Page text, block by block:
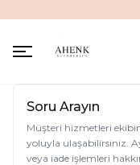
Soru Arayın
Müşteri hizmetleri
yoluyla ulaşabilirsiniz.
veya iade işlemleri